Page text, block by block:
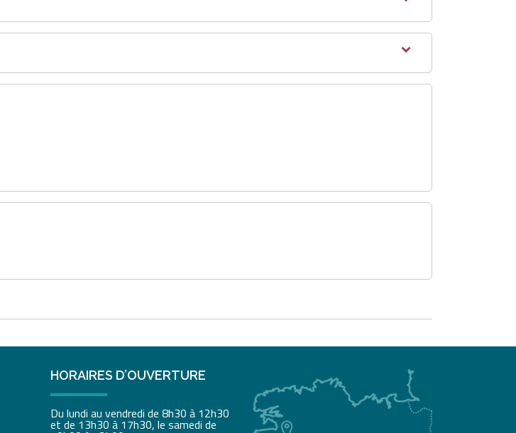
HORAIRES D’OUVERTURE
Du lundi au vendredi de 8h30 à 12h30
et de 13h30 à 17h30, le samedi de